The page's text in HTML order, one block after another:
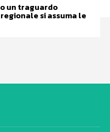
un traguardo
si assuma le